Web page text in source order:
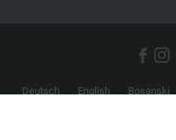
Deutsch English Bosanski